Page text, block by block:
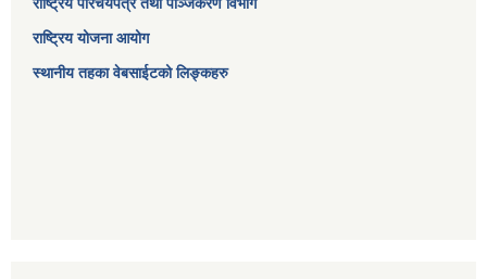
राष्ट्रिय योजना आयोग
स्थानीय तहका वेबसाईटको लिङ्कहरु